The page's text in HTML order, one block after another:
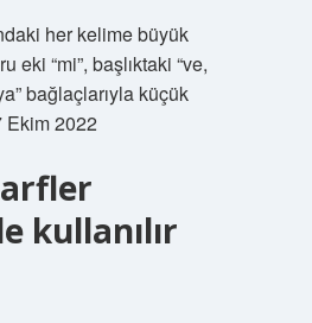
her kelime büyük
eki “mi”, başlıktaki “ve,
bağlaçlarıyla küçük
Ekim 2022
kullanılır